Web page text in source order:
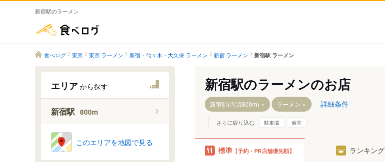
新宿駅のラーメン
食べログ 東京 東京 ラーメン 新宿・代々木・大久保 ラーメン 新宿 ラーメン 新宿駅 ラーメン
エリア から探す
新宿駅 800m
このエリアを地図で見る
新宿駅のラーメンのお店
新宿駅(周辺800m) ラーメン 詳細条件
さらに絞り込む 駐車場 個室
標準 【予約・PR店舗優先順】 ランキング